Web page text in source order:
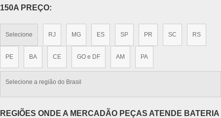
150A PREÇO:
Selecione RJ MG ES SP PR SC RS
PE BA CE GO e DF AM PA
Selecione a região do Brasil
REGIÕES ONDE A MERCADÃO PEÇAS ATENDE BATERIA